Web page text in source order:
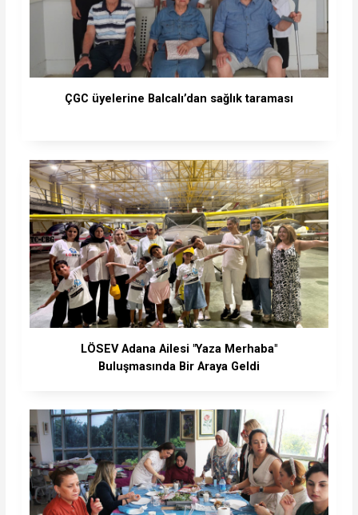
ÇGC üyelerine Balcalı’dan sağlık taraması
LÖSEV Adana Ailesi "Yaza Merhaba"
Buluşmasında Bir Araya Geldi